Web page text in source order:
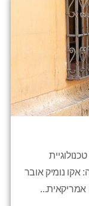
אקו נומיק אובר